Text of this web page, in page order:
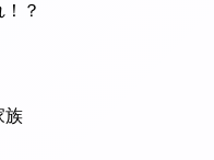
？
族